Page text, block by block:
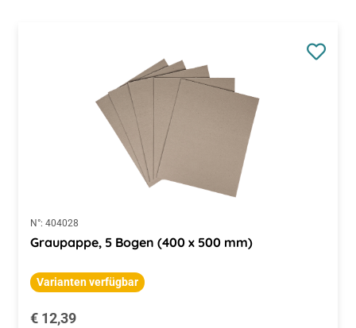
N°: 404028
Graupappe, 5 Bogen (400 x 500 mm)
Varianten verfügbar
Regulärer Preis:
€ 12,39